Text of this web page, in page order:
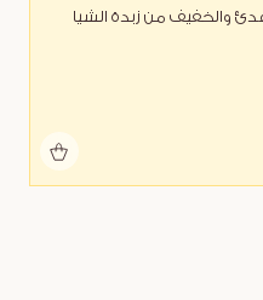
والخفيف من زبدة الشيا